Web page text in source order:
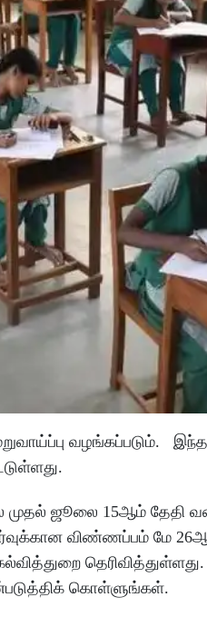
வழங்கப்படும். இந்த
முதல் ஜூலை 15ஆம் தேதி
விண்ணப்பம் மே
கொள்ளுங்கள்.